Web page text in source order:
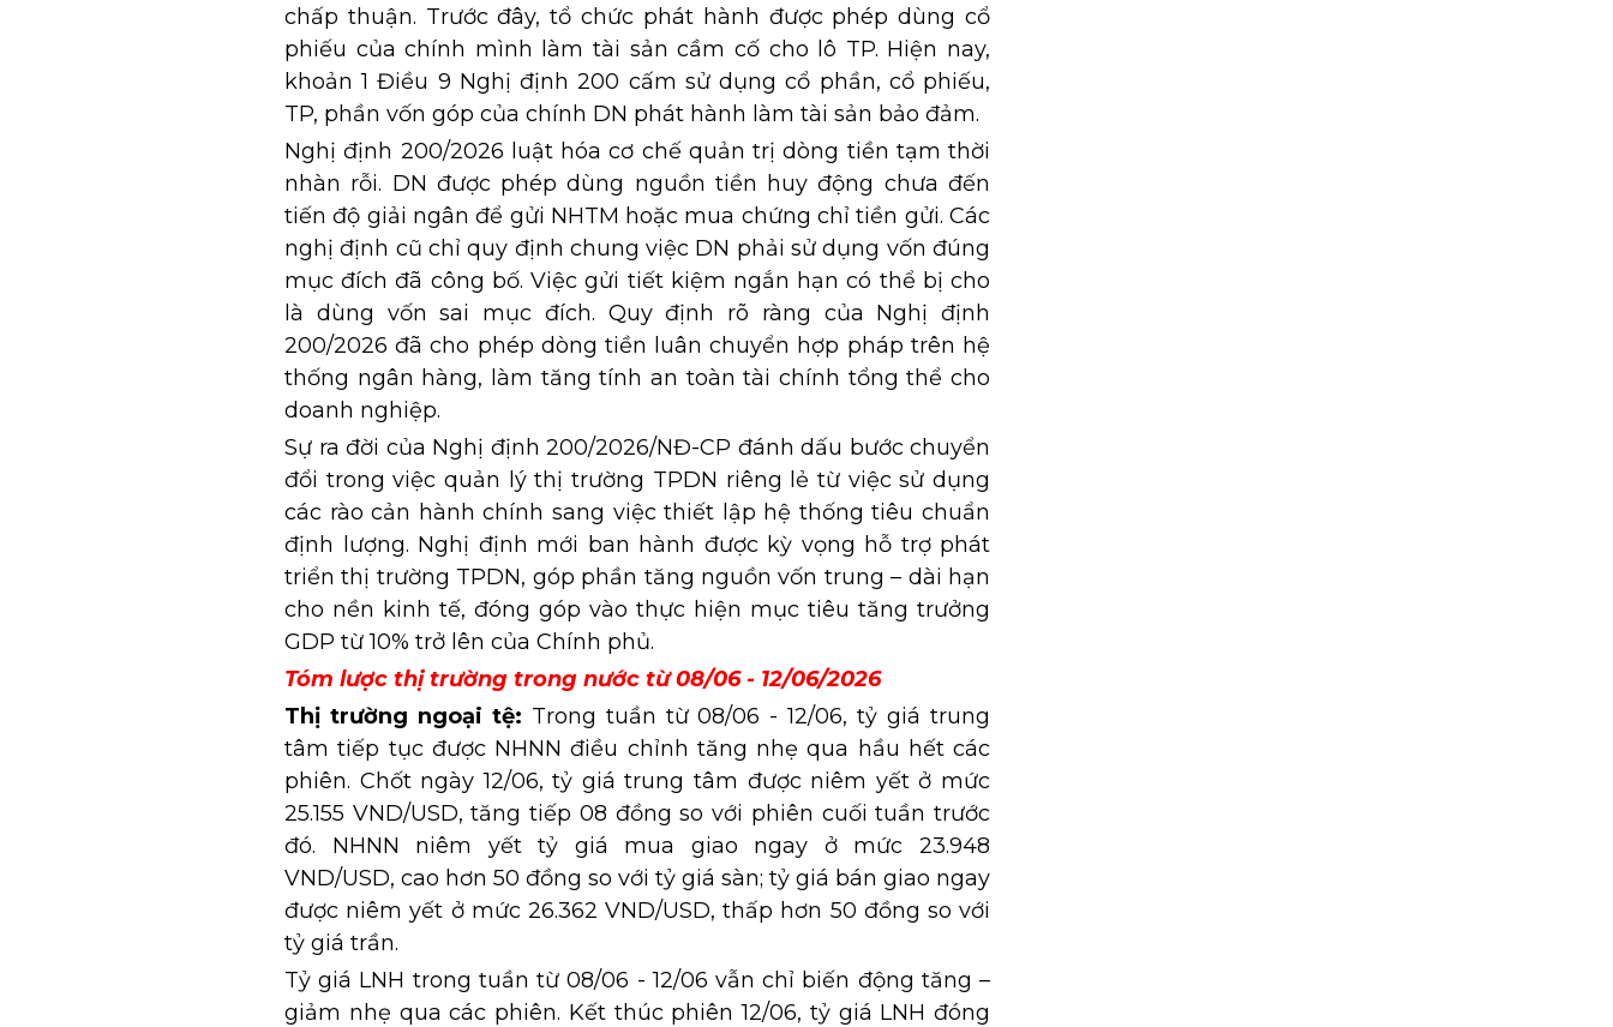
chấp thuận. Trước đây, tổ chức phát hành được phép dùng cổ
phiếu của chính mình làm tài sản cầm cố cho lô TP. Hiện nay,
khoản 1 Điều 9 Nghị định 200 cấm sử dụng cổ phần, cổ phiếu,
TP, phần vốn góp của chính DN phát hành làm tài sản bảo đảm.
Nghị định 200/2026 luật hóa cơ chế quản trị dòng tiền tạm thời
nhàn rỗi. DN được phép dùng nguồn tiền huy động chưa đến
tiến độ giải ngân để gửi NHTM hoặc mua chứng chỉ tiền gửi. Các
nghị định cũ chỉ quy định chung việc DN phải sử dụng vốn đúng
mục đích đã công bố. Việc gửi tiết kiệm ngắn hạn có thể bị cho
là dùng vốn sai mục đích. Quy định rõ ràng của Nghị định
200/2026 đã cho phép dòng tiền luân chuyển hợp pháp trên hệ
thống ngân hàng, làm tăng tính an toàn tài chính tổng thể cho
doanh nghiệp.
Sự ra đời của Nghị định 200/2026/NĐ-CP đánh dấu bước chuyển
đổi trong việc quản lý thị trường TPDN riêng lẻ từ việc sử dụng
các rào cản hành chính sang việc thiết lập hệ thống tiêu chuẩn
định lượng. Nghị định mới ban hành được kỳ vọng hỗ trợ phát
triển thị trường TPDN, góp phần tăng nguồn vốn trung – dài hạn
cho nền kinh tế, đóng góp vào thực hiện mục tiêu tăng trưởng
GDP từ 10% trở lên của Chính phủ.
Tóm lược thị trường trong nước từ 08/06 - 12/06/2026
Thị trường ngoại tệ: Trong tuần từ 08/06 - 12/06, tỷ giá trung
tâm tiếp tục được NHNN điều chỉnh tăng nhẹ qua hầu hết các
phiên. Chốt ngày 12/06, tỷ giá trung tâm được niêm yết ở mức
25.155 VND/USD, tăng tiếp 08 đồng so với phiên cuối tuần trước
đó. NHNN niêm yết tỷ giá mua giao ngay ở mức 23.948
VND/USD, cao hơn 50 đồng so với tỷ giá sàn; tỷ giá bán giao ngay
được niêm yết ở mức 26.362 VND/USD, thấp hơn 50 đồng so với
tỷ giá trần.
Tỷ giá LNH trong tuần từ 08/06 - 12/06 vẫn chỉ biến động tăng –
giảm nhẹ qua các phiên. Kết thúc phiên 12/06, tỷ giá LNH đóng